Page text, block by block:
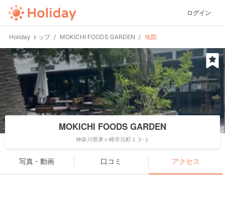
ログイン
Holiday トップ MOKICHI FOODS GARDEN 地図
MOKICHI FOODS GARDEN
神奈川県茅ヶ崎市元町１３-１
写真・動画 口コミ アクセス